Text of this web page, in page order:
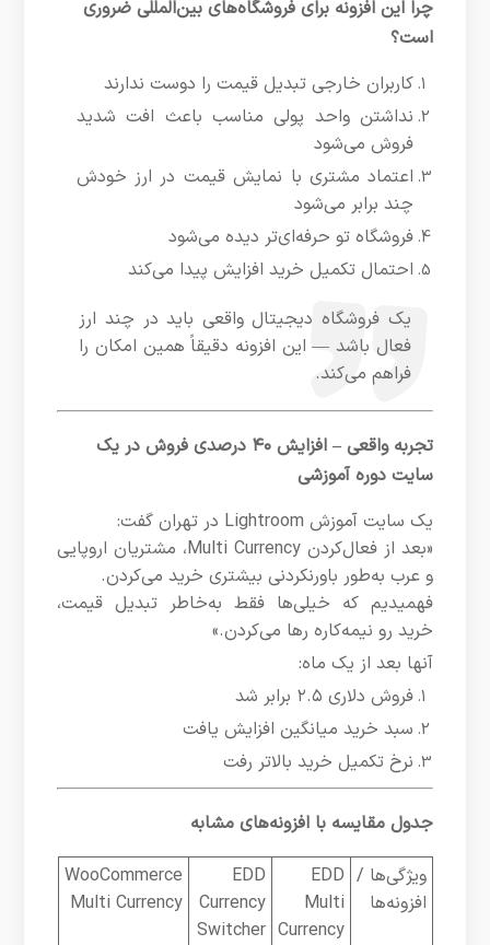
چرا این افزونه برای فروشگاه‌های بین‌المللی ضروری
است؟
کاربران خارجی تبدیل قیمت را دوست ندارند
نداشتن واحد پولی مناسب باعث افت شدید
فروش می‌شود
اعتماد مشتری با نمایش قیمت در ارز خودش
چند برابر می‌شود
فروشگاه تو حرفه‌ای‌تر دیده می‌شود
احتمال تکمیل خرید افزایش پیدا می‌کند
یک فروشگاه دیجیتال واقعی باید در چند ارز
فعال باشد — این افزونه دقیقاً همین امکان را
فراهم می‌کند.
تجربه واقعی – افزایش ۴۰ درصدی فروش در یک
سایت دوره آموزشی
یک سایت آموزش Lightroom در تهران گفت:
«بعد از فعال‌کردن Multi Currency، مشتریان اروپایی
و عرب به‌طور باورنکردنی بیشتری خرید می‌کردن.
فهمیدیم که خیلی‌ها فقط به‌خاطر تبدیل قیمت،
خرید رو نیمه‌کاره رها می‌کردن.»
آنها بعد از یک ماه:
فروش دلاری ۲.۵ برابر شد
سبد خرید میانگین افزایش یافت
نرخ تکمیل خرید بالاتر رفت
جدول مقایسه با افزونه‌های مشابه
ویژگی‌ها /
افزونه‌ها
EDD
Multi
Currency
EDD
Currency
Switcher
WooCommerce
Multi Currency